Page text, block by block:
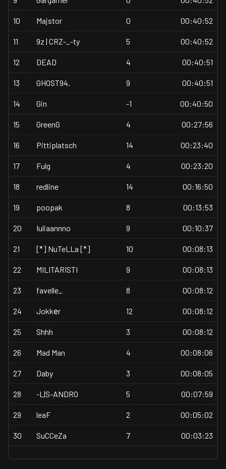
10 Majstor 0 00:40:52
11 9z | CRZ-_-ty 5 00:40:52
12 DEAD 4 00:40:51
13 GHOST94. 9 00:40:51
14 Gin -1 00:40:50
15 GreenG 4 00:27:56
16 Pittiplatsch 14 00:23:40
17 Fulg 4 00:23:20
18 redline 14 00:16:50
19 poopak 8 00:13:53
20 Iuliaannno 9 00:10:37
21 [*] NuTeLLa [*] 10 00:08:13
22 MILITARISTI 9 00:08:13
23 favelle_ 8 00:08:12
24 Jokkеr 12 00:08:12
25 Shhh 3 00:08:12
26 Mad Man 4 00:08:06
27 Daby 3 00:08:05
28 -L|S-ANDRO 5 00:07:59
29 leaF 2 00:05:02
30 SuCCeZa 7 00:03:23